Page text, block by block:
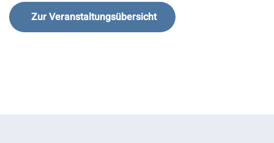
Zur Veranstaltungsübersicht